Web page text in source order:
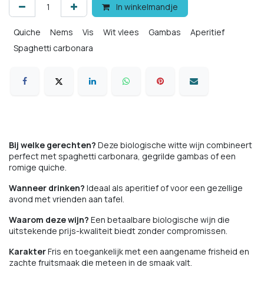
In winkelmandje
Quiche Nems Vis Wit vlees Gambas
Aperitief
Spaghetti carbonara
Bij welke gerechten? Deze biologische witte wijn combineert
perfect met spaghetti carbonara, gegrilde gambas of een
romige quiche.
Wanneer drinken? Ideaal als aperitief of voor een gezellige
avond met vrienden aan tafel.
Waarom deze wijn? Een betaalbare biologische wijn die
uitstekende prijs-kwaliteit biedt zonder compromissen.
KarakterFris en toegankelijk met een aangename frisheid en
zachte fruitsmaak die meteen in de smaak valt.